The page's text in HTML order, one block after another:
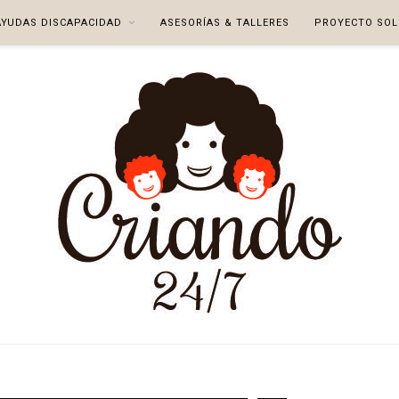
DISCAPACIDAD ASESORÍAS & TALLERES PROYECTO